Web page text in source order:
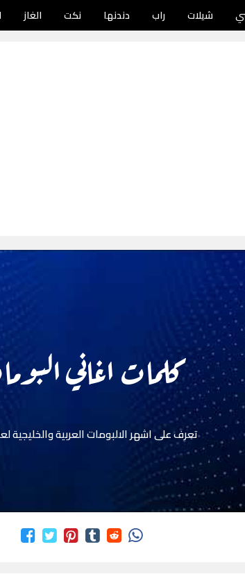
شيلات راب دندنها نكت الغاز
كلمات اغاني
تعرف على اشهر الالبومات العربية والخليجية لعام